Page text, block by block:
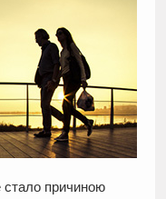
стало причиною